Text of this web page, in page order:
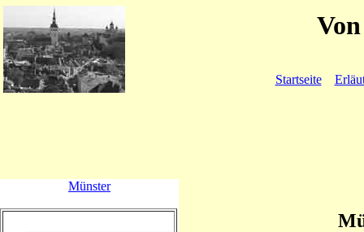
Startseite
Münster